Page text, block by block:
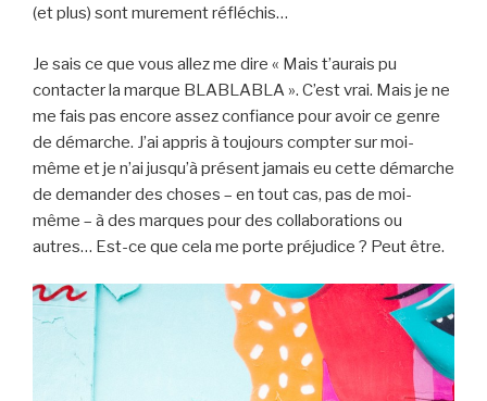
(et plus) sont murement réfléchis…
Je sais ce que vous allez me dire « Mais t’aurais pu
contacter la marque BLABLABLA ». C’est vrai. Mais je ne
me fais pas encore assez confiance pour avoir ce genre
de démarche. J’ai appris à toujours compter sur moi-
même et je n’ai jusqu’à présent jamais eu cette démarche
de demander des choses – en tout cas, pas de moi-
même – à des marques pour des collaborations ou
autres… Est-ce que cela me porte préjudice ? Peut être.